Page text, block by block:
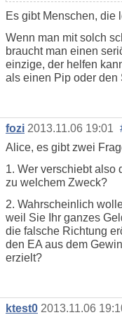
Es gibt Menschen, die
Wenn man mit solch
braucht man einen
einzige, der helfen
als einen Pip oder den
fozi 2013.11.06 19:01
Alice, es gibt zwei
1. Wer verschiebt also
zu welchem Zweck?
2. Wahrscheinlich
weil Sie Ihr ganzes
die falsche Richtung
den EA aus dem
erzielt?
ktest0 2013.11.06